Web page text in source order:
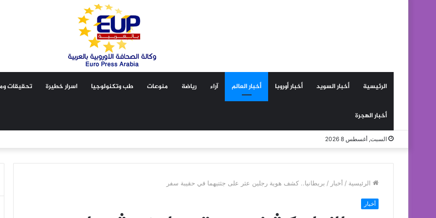
الرئيسية أخبار السويد أخبار أوروبا أخبار العالم آراء رياضة منوعات طب وتكنولوجيا اسرار خطيرة تحقيقات
أخبار الهجرة
السبت, أغسطس 8 2026
الرئيسية / أخبار / بريطانيا.. كشف هوية رجلين عثر على جثتيهما في حقيبة سفر
أخبار